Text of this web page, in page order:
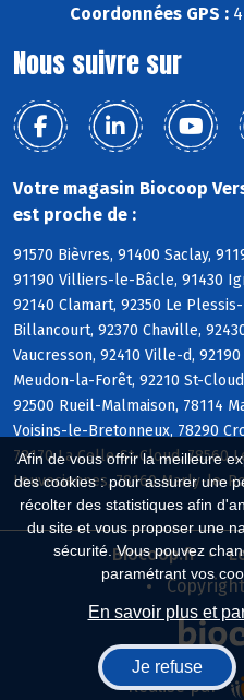
Afin de vous offrir la meilleure
des cookies : pour assurer une
récolter des statistiques afin
du site et vous proposer une
sécurité. Vous pouvez
paramétrant vos
En savoir plus et
Je refuse
Coordonnées GPS :
Nous suivre sur
Votre magasin Biocoop
est proche de :
91570 Bièvres, 91400 Saclay,
91190 Villiers-le-Bâcle, 91430
92140 Clamart, 92350 Le
Billancourt, 92370 Chaville,
Vaucresson, 92410 Ville-d,
Meudon-la-Forêt, 92210 St-
92500 Rueil-Malmaison, 78114
Voisins-le-Bretonneux, 78290
78170 La Celle-St-Cloud, 78560
Louveciennes, 78160 Marly-le-
Biocoop.fr
Réalisé par